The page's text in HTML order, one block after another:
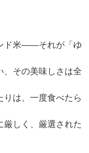
ド米――それが「ゆ
その美味しさは全
は、一度食べたら
厳しく、厳選された